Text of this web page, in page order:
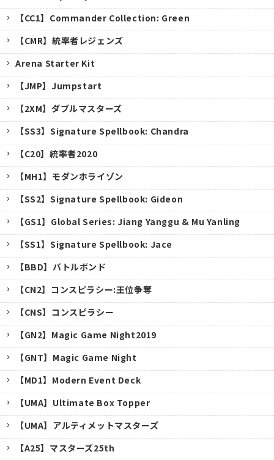
【CC1】Commander Collection: Green
【CMR】統率者レジェンズ
Arena Starter Kit
【JMP】Jumpstart
【2XM】ダブルマスターズ
【SS3】Signature Spellbook: Chandra
【C20】統率者2020
【MH1】モダンホライゾン
【SS2】Signature Spellbook: Gideon
【GS1】Global Series: Jiang Yanggu & Mu Yanling
【SS1】Signature Spellbook: Jace
【BBD】バトルボンド
【CN2】コンスピラシー:王位争奪
【CNS】コンスピラシー
【GN2】Magic Game Night2019
【GNT】Magic Game Night
【MD1】Modern Event Deck
【UMA】Ultimate Box Topper
【UMA】アルティメットマスターズ
【A25】マスターズ25th